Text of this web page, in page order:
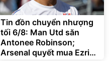
Tin đồn chuyển nhượng
tối 6/8: Man Utd săn
Antonee Robinson;
Arsenal quyết mua Ezri